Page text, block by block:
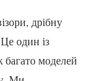
дрібну
один із
моделей